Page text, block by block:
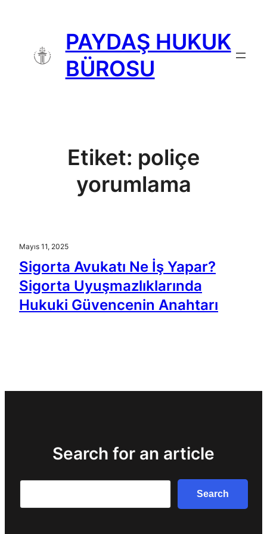
PAYDAŞ HUKUK
BÜROSU
Etiket: poliçe
yorumlama
Mayıs 11, 2025
Sigorta Avukatı Ne İş Yapar?
Sigorta Uyuşmazlıklarında
Hukuki Güvencenin Anahtarı
Search for an article
Search